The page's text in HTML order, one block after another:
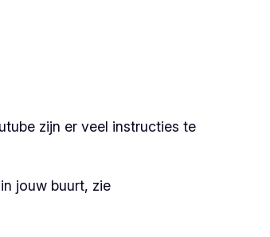
zijn er veel instructies te
jouw buurt, zie